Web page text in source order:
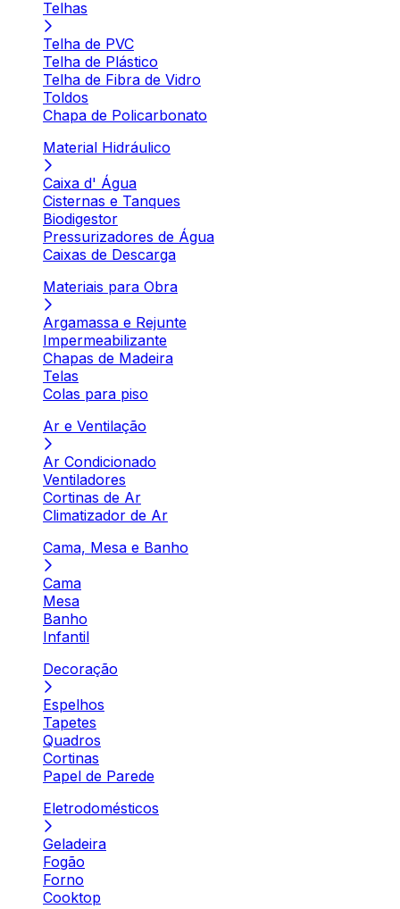
Telhas
Telha de PVC
Telha de Plástico
Telha de Fibra de Vidro
Toldos
Chapa de Policarbonato
Material Hidráulico
Caixa d' Água
Cisternas e Tanques
Biodigestor
Pressurizadores de Água
Caixas de Descarga
Materiais para Obra
Argamassa e Rejunte
Impermeabilizante
Chapas de Madeira
Telas
Colas para piso
Ar e Ventilação
Ar Condicionado
Ventiladores
Cortinas de Ar
Climatizador de Ar
Cama, Mesa e Banho
Cama
Mesa
Banho
Infantil
Decoração
Espelhos
Tapetes
Quadros
Cortinas
Papel de Parede
Eletrodomésticos
Geladeira
Fogão
Forno
Cooktop